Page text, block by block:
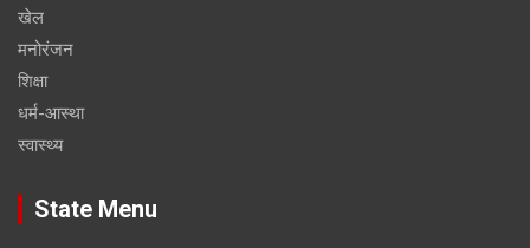
खेल
मनोरंजन
शिक्षा
धर्म-आस्था
स्वास्थ्य
State Menu